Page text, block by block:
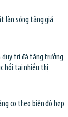
làn sóng tăng giá
duy trì đà tăng trưởng
hồi tại nhiều thị
co theo biên độ hẹp